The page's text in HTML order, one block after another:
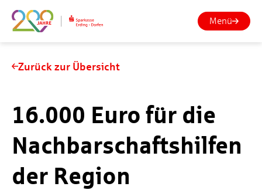
Menü
Zurück zur Übersicht
16.000 Euro für die
Nachbarschaftshilfen
der Region